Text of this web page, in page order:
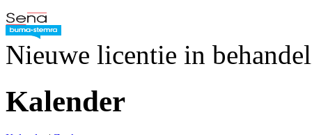
Nieuwe licentie in
Kalender